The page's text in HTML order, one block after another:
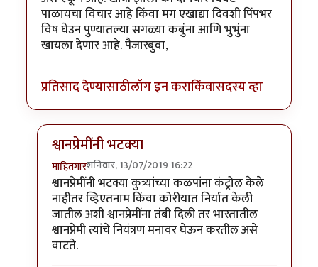
पाळायचा विचार आहे किंवा मग एखाद्या दिवशी पिंपभर
विष घेउन पुण्यातल्या सगळ्या कबुंना आणि भुभुंना
खायला देणार आहे. पैजारबुवा,
प्रतिसाद देण्यासाठीलॉग इन कराकिंवासदस्य व्हा
श्वानप्रेमींनी भटक्या
माहितगारशनिवार, 13/07/2019 16:22
In reply toवैताग आहे नुसता...byज्ञानोबाचे पैजार
श्वानप्रेमींनी भटक्या कुत्र्यांच्या कळपांना कंट्रोल केले
नाहीतर व्हिएतनाम किंवा कोरीयात निर्यात केली
जातील अशी श्वानप्रेमींना तंबी दिली तर भारतातील
श्वानप्रेमी त्यांचे नियंत्रण मनावर घेऊन करतील असे
वाटते.